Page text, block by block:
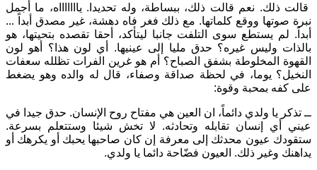
قالت ذلك. نعم قالت ذلك، ببساطة، وله تحديدا. ياااااااه، ما أجمل
نبرة صوتها ووقع كلماتها. مع ذلك فغر فاه دهشة، غير مصدق أبداً ...
أبداً. لم يستطع سوى التلفت جانبا ليتأكد، أحقا تقصده بتحيتها، هو
بالذات وليس غيره؟ حدق مليا إلى عينيها. أي لون هذا؟ أهو لون
القهوة المخلوطة بشفق الصباح؟ أم هو غرين الفرات تظلله سعفات
النخيل؟ يوما، في لحظة صداقة وصفاء، قال له والده وهو يضغط
على كفه بمحبة وقوة:
ــ تذكر يا ولدي دائماً، ان العين هي مفتاح روح الإنسان. حدق جيدا في
عيني أي إنسان تقابله وتحادثه. لا تخش شيئا وستتعلم بسرعة.
ستقودك عيون محدثك إلى معرفة إن كان صاحبها يحبك أو يكرهك أو
يداهنك وغير ذلك. العيون فضّاحة دائما يا ولدي.